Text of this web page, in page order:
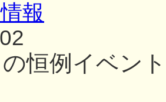
報
恒例イベン